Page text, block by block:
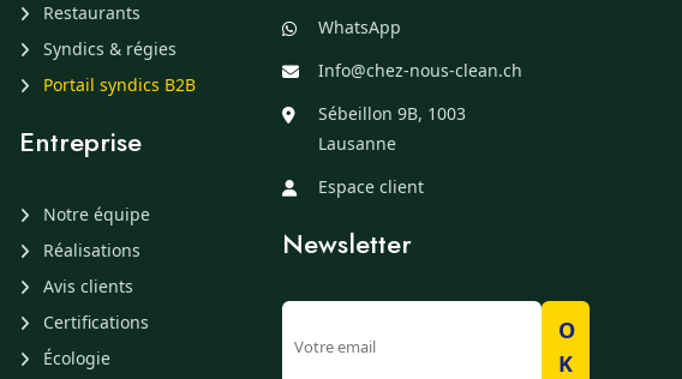
Restaurants
Syndics & régies
Portail syndics B2B
Entreprise
Notre équipe
Réalisations
Avis clients
Certifications
Écologie
WhatsApp
Info@chez-nous-clean.ch
Sébeillon 9B, 1003
Lausanne
Espace client
Newsletter
O
K